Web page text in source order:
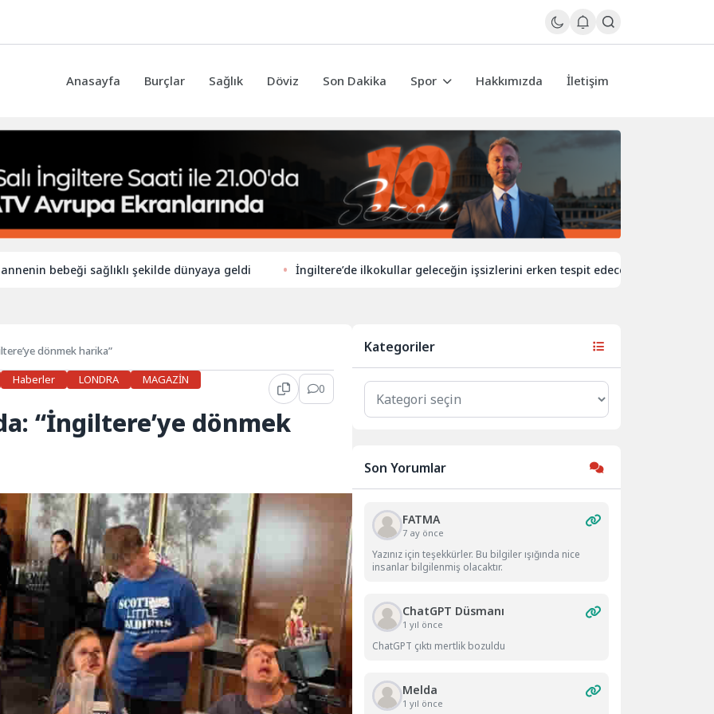
Anasayfa Burçlar Sağlık Döviz Son Dakika Spor Hakkımızda İletişim
bebeği sağlıklı şekilde dünyaya geldi İngiltere’de ilkokullar geleceğin işsizlerini erken tespit edecek
dönmek harika”
Haberler LONDRA
MAGAZİN
0
“İngiltere’ye dönmek
Kategoriler
Kategoriler
Son Yorumlar
FATMA
7 ay önce
Yazınız için teşekkürler. Bu bilgiler ışığında nice
insanlar bilgilenmiş olacaktır.
ChatGPT Düsmanı
1 yıl önce
ChatGPT çıktı mertlik bozuldu
Melda
1 yıl önce